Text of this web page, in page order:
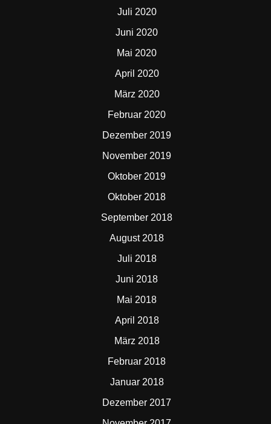
Juli 2020
Juni 2020
Mai 2020
April 2020
März 2020
Februar 2020
Dezember 2019
November 2019
Oktober 2019
Oktober 2018
September 2018
August 2018
Juli 2018
Juni 2018
Mai 2018
April 2018
März 2018
Februar 2018
Januar 2018
Dezember 2017